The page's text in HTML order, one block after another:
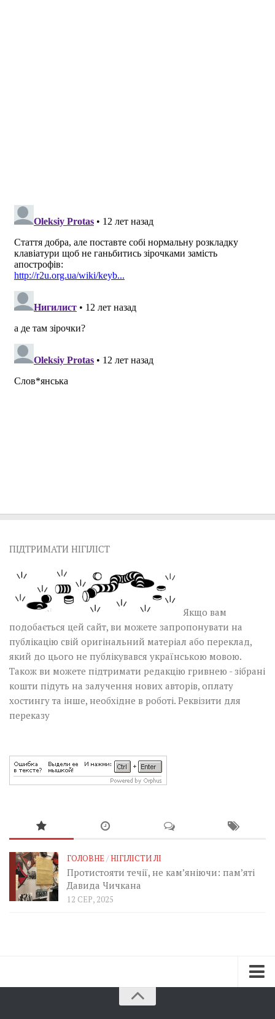
ПІДТРИМАТИ НІГІЛІСТ
Якщо вам
подобається цей сайт, ви можете запропонувати на
публікацію свій оригінальний матеріал або переклад,
який до цього не публікувався українською мовою.
Також ви можете підтримати редакцію гривнею - зібрані
кошти підуть на залучення нових авторів, оплату
хостингу та інше, необхідне в роботі. Реквізити для
переказу
ГОЛОВНЕ /НІГІЛІСТИ ЛІ
Протистояти течії, не кам’яніючи: пам’яті
Давида Чичкана
12 СЕР, 2025